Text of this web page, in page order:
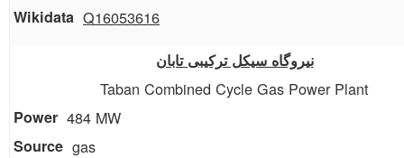
Q16053616
نیروگاه سیکل ترکیبی تابان
Taban Combined Cycle Gas Power Plant
484 MW
gas